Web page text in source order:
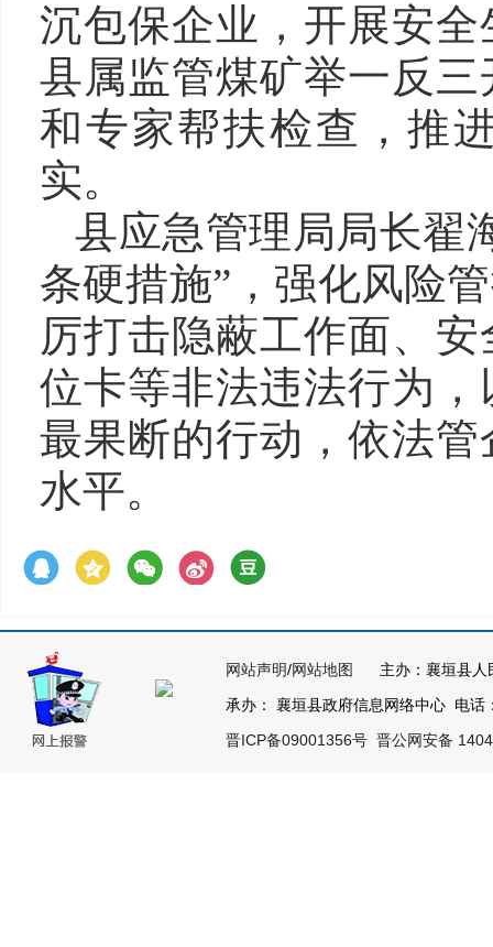
沉包保企业，开展安
县属监管煤矿举一反
和专家帮扶检查，推
实。
县应急管理局局长翟
条硬措施”，强化风险
厉打击隐蔽工作面、
位卡等非法违法行为
最果断的行动，依法
水平。
网站声明/网站地图
主办：襄垣县人
承办： 襄垣县政府信息网络中心 电话
晋ICP备09001356号 晋公网安备